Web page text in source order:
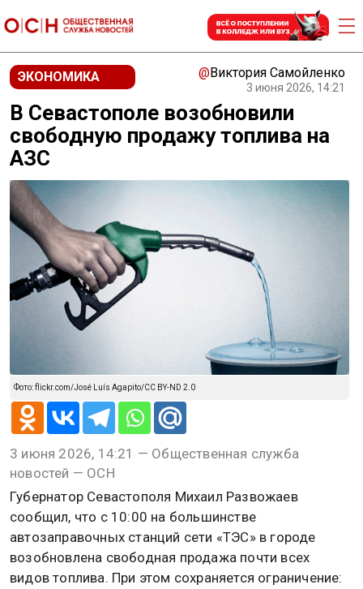
ЭКОНОМИКА @Виктория Самойленко
3 июня 2026, 14:21
В Севастополе возобновили
свободную продажу топлива на
АЗС
Фото: flickr.com/José Luís Agapito/CC BY-ND 2.0
3 июня 2026, 14:21 — Общественная служба
новостей — ОСН
Губернатор Севастополя Михаил Развожаев
сообщил, что с 10:00 на большинстве
автозаправочных станций сети «ТЭС» в городе
возобновлена свободная продажа почти всех
видов топлива. При этом сохраняется ограничение: